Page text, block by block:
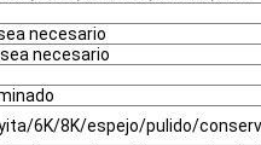
necesario
necesario
6K/8K/espejo/pulido/